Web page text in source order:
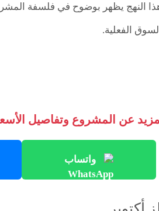
النهج يظهر بوضوح في فلسفة
الفعلية.
عن المشروع وتفاصيل
واتساب